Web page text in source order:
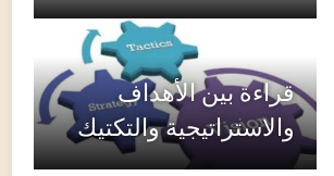
قراءة بين الأهداف
والاستراتيجية والتكتيك